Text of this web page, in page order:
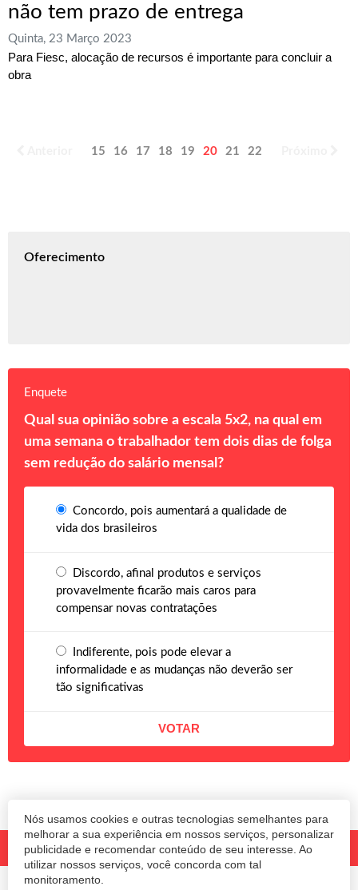
Nós usamos cookies e outras tecnologias semelhantes para
melhorar a sua experiência em nossos serviços, personalizar
publicidade e recomendar conteúdo de seu interesse. Ao
utilizar nossos serviços, você concorda com tal
monitoramento.
não tem prazo de entrega
Quinta, 23 Março 2023
Para Fiesc, alocação de recursos é importante para concluir a
obra
15 16 17 18 19 20 21 22
Oferecimento
Enquete
Qual sua opinião sobre a escala 5x2, na qual em
uma semana o trabalhador tem dois dias de folga
sem redução do salário mensal?
Concordo, pois aumentará a qualidade de
vida dos brasileiros
Discordo, afinal produtos e serviços
provavelmente ficarão mais caros para
compensar novas contratações
Indiferente, pois pode elevar a
informalidade e as mudanças não deverão ser
tão significativas